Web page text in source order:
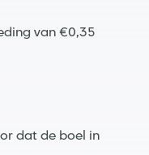
van €0,35
dat de boel in